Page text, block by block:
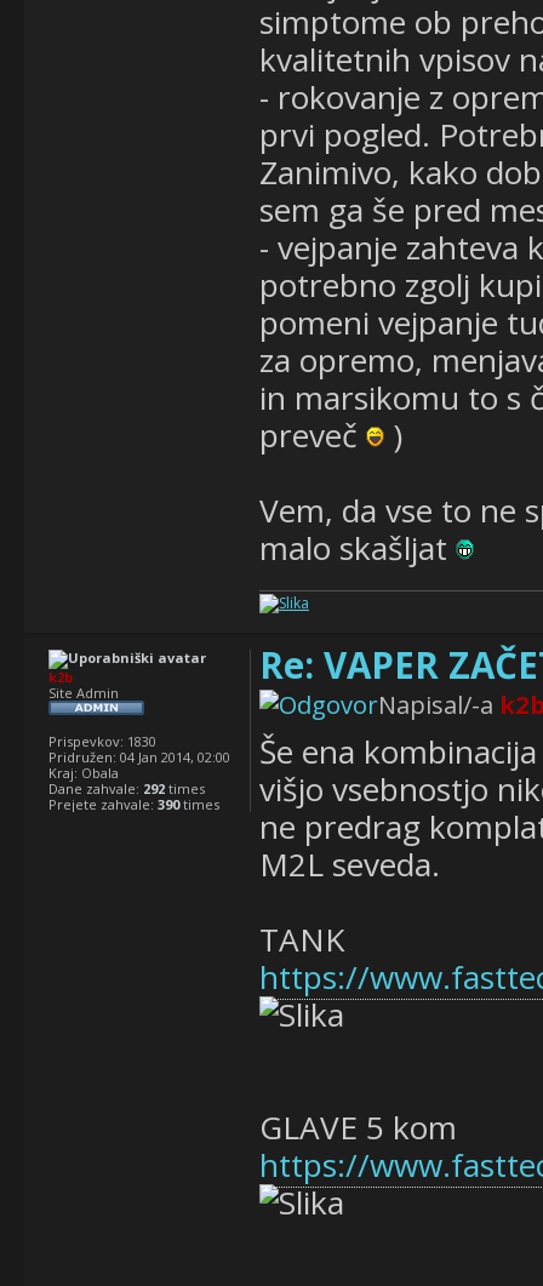
simptome ob
kvalitetnih vpisov
- rokovanje z
prvi pogled.
Zanimivo, kako
sem ga še pred
- vejpanje zahteva
potrebno zgolj
pomeni vejpanje
za opremo,
in marsikomu to s
preveč
)
Vem, da vse to ne
malo skašljat
Re: VAPER
Napisal/-a
Še ena
višjo vsebnostjo
ne predrag
M2L seveda.
TANK
https://
GLAVE 5 kom
https://
k2b
Site Admin
Prispevkov: 1830
Pridružen: 04 Jan 2014, 02:00
Kraj: Obala
Dane zahvale: 292 times
Prejete zahvale: 390times